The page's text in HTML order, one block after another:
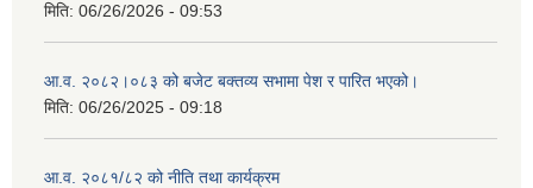
मिति: 06/26/2026 - 09:53
आ‍.व. २०८२।०८३ को बजेट बक्तव्य सभामा पेश र पारित भएको।
मिति: 06/26/2025 - 09:18
आ.व. २०८१/८२ को नीति तथा कार्यक्रम